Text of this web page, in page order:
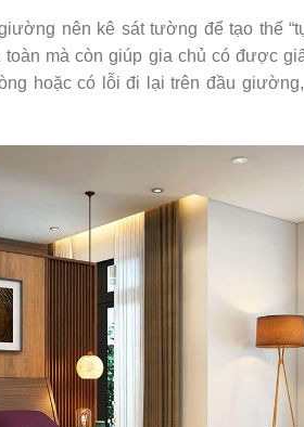
nên kê sát tường để tạo thế
mà còn giúp gia chủ có được
hoặc có lỗi đi lại trên đầu